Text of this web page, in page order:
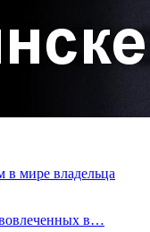
в мире владельца
вовлеченных в…